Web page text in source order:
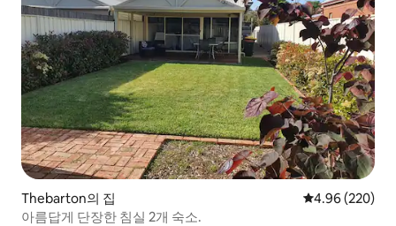
Thebarton의 집 평점 4.96점(5
4.96 (220)
아름답게 단장한 침실 2개 숙소.